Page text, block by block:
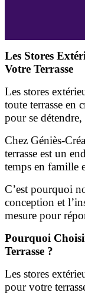
Les Stores
Votre Terrasse
Les stores
toute terrasse en
pour se
Chez Géniès-
terrasse est un
temps en famille
C’est pourquoi
conception et
mesure pour
Pourquoi
Terrasse ?
Les stores
pour votre